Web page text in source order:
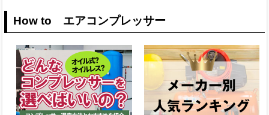
How to エアコンプレッサー